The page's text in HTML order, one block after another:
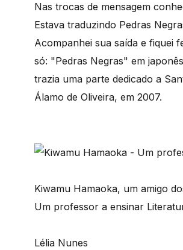
Nas trocas de mensagem
Estava traduzindo Pedras
Acompanhei sua saída e fiquei
só: "Pedras Negras" em
trazia uma parte dedicado a
Álamo de Oliveira, em 2007.
Kiwamu Hamaoka, um amigo
Um professor a ensinar
Lélia Nunes